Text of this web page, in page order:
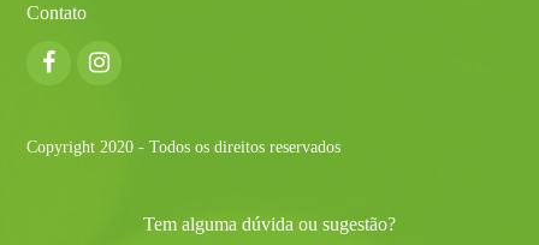
Contato
Facebook
Copyright 2020 - Todos os direitos reservados
Tem alguma dúvida ou sugestão?